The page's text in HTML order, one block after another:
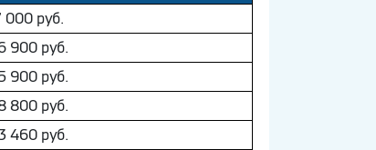
000 руб.
900 руб.
900 руб.
800 руб.
460 руб.